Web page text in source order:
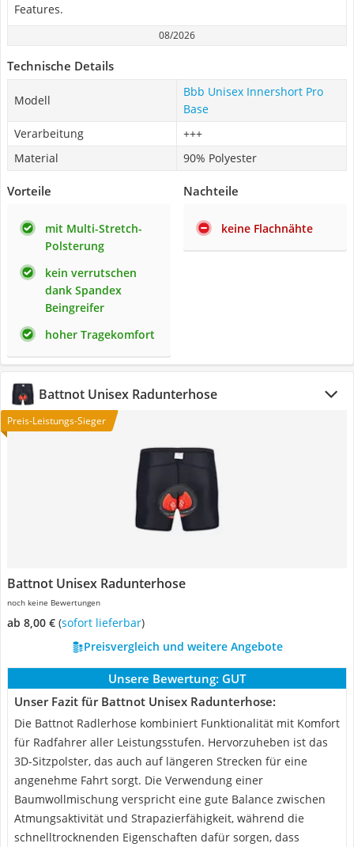
Features.
08/2026
Technische Details
Modell
Bbb Unisex Innershort Pro
Base
Verarbeitung
+++
Material
90% Polyester
Vorteile
mit Multi-Stretch-
Polsterung
kein verrutschen
dank Spandex
Beingreifer
hoher Tragekomfort
Nachteile
keine Flachnähte
Battnot Unisex Radunterhose
Preis-Leistungs-Sieger
Battnot Unisex Radunterhose
noch keine Bewertungen
ab 8,00 € ( Sofort lieferbar)
Preisvergleich und weitere Angebote
Unsere Bewertung: GUT
Unser Fazit für Battnot Unisex Radunterhose:
Die Battnot Radlerhose kombiniert Funktionalität mit Komfort
für Radfahrer aller Leistungsstufen. Hervorzuheben ist das
3D-Sitzpolster, das auch auf längeren Strecken für eine
angenehme Fahrt sorgt. Die Verwendung einer
Baumwollmischung verspricht eine gute Balance zwischen
Atmungsaktivität und Strapazierfähigkeit, während die
schnelltrocknenden Eigenschaften dafür sorgen, dass